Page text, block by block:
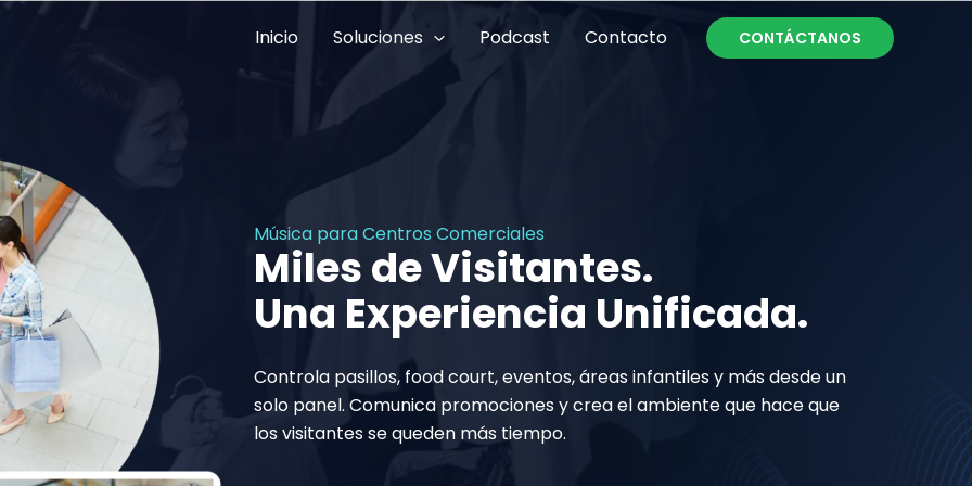
Inicio Soluciones Podcast Contacto CONTÁCTANOS
Música para Centros Comerciales
Miles de Visitantes.
Una Experiencia Unificada.
Controla pasillos, food court, eventos, áreas infantiles y más desde un
solo panel. Comunica promociones y crea el ambiente que hace que
los visitantes se queden más tiempo.